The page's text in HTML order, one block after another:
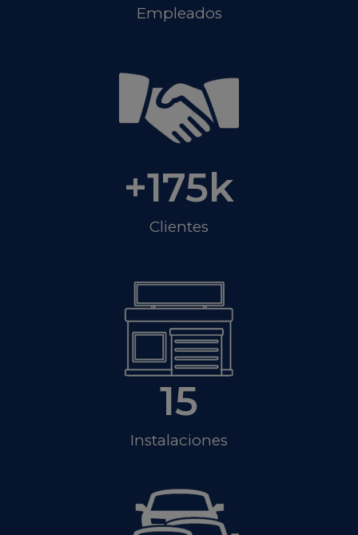
Empleados
+175k
Clientes
15
Instalaciones